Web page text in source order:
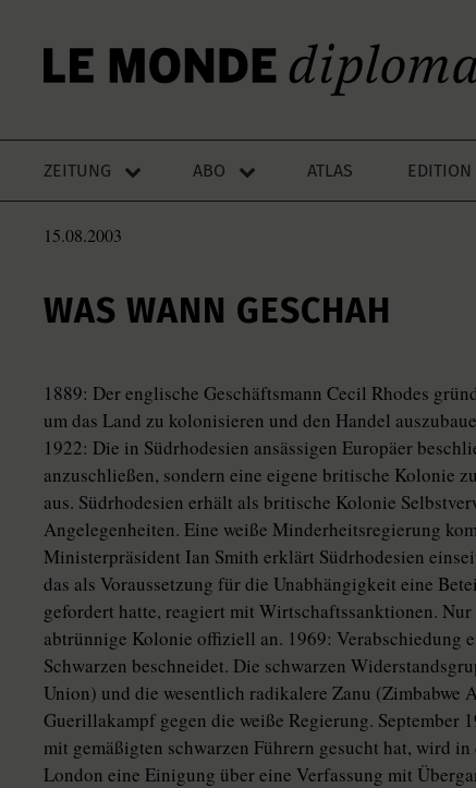
ZEITUNG ABO ATLAS EDITION
15.08.2003
WAS WANN GESCHAH
1889: Der englische Geschäftsmann Cecil Rhodes
um das Land zu kolonisieren und den Handel
1922: Die in Südrhodesien ansässigen Europäer
anzuschließen, sondern eine eigene britische Kolonie
aus. Südrhodesien erhält als britische Kolonie
Angelegenheiten. Eine weiße Minderheitsregierung
Ministerpräsident Ian Smith erklärt Südrhodesien
das als Voraussetzung für die Unabhängigkeit eine
gefordert hatte, reagiert mit Wirtschaftssanktionen.
abtrünnige Kolonie offiziell an. 1969: Verabschiedung
Schwarzen beschneidet. Die schwarzen
Union) und die wesentlich radikalere Zanu
Guerillakampf gegen die weiße Regierung. September
mit gemäßigten schwarzen Führern gesucht hat, wird
London eine Einigung über eine Verfassung mit